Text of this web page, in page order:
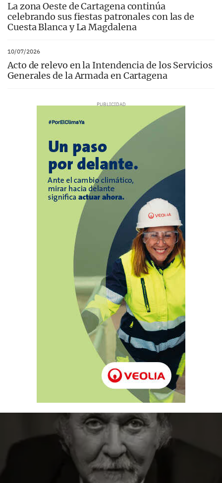
La zona Oeste de Cartagena continúa
celebrando sus fiestas patronales con las de
Cuesta Blanca y La Magdalena
10/07/2026
Acto de relevo en la Intendencia de los Servicios
Generales de la Armada en Cartagena